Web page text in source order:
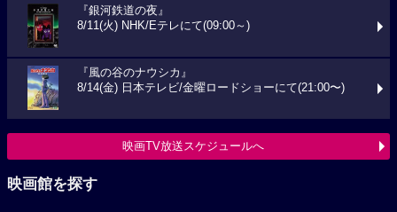
『銀河鉄道の夜』
8/11(火) NHK/Eテレにて(09:00～)
『風の谷のナウシカ』
8/14(金) 日本テレビ/金曜ロードショーにて(21:00〜)
映画TV放送スケジュールへ
映画館を探す